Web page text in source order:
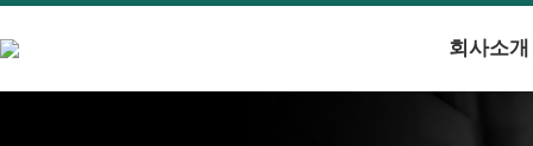
회사소개